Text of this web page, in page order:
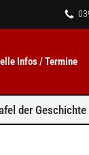
Infos / Termine
der Geschichte